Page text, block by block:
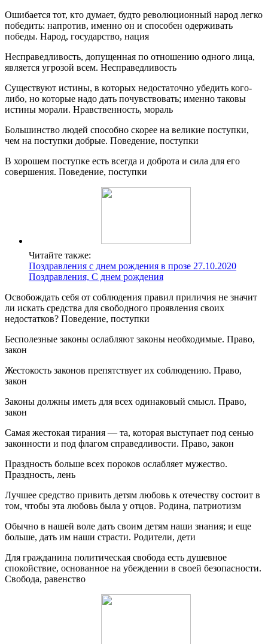
Ошибается тот, кто думает, будто революционный народ легко
победить: напротив, именно он и способен одерживать
победы. Народ, государство, нация
Несправедливость, допущенная по отношению одного лица,
является угрозой всем. Несправедливость
Существуют истины, в которых недостаточно убедить кого-
либо, но которые надо дать почувствовать; именно таковы
истины морали. Нравственность, мораль
Большинство людей способно скорее на великие поступки,
чем на поступки добрые. Поведение, поступки
В хорошем поступке есть всегда и доброта и сила для его
совершения. Поведение, поступки
Читайте также:
Поздравления с днем рождения в прозе 27.10.2020
Поздравления, С днем рождения
Освобождать себя от соблюдения правил приличия не значит
ли искать средства для свободного проявления своих
недостатков? Поведение, поступки
Бесполезные законы ослабляют законы необходимые. Право,
закон
Жестокость законов препятствует их соблюдению. Право,
закон
Законы должны иметь для всех одинаковый смысл. Право,
закон
Самая жестокая тирания — та, которая выступает под сенью
законности и под флагом справедливости. Право, закон
Праздность больше всех пороков ослабляет мужество.
Праздность, лень
Лучшее средство привить детям любовь к отечеству состоит в
том, чтобы эта любовь была у отцов. Родина, патриотизм
Обычно в нашей воле дать своим детям наши знания; и еще
больше, дать им наши страсти. Родители, дети
Для гражданина политическая свобода есть душевное
спокойствие, основанное на убеждении в своей безопасности.
Свобода, равенство